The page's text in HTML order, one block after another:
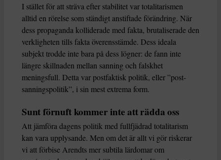
I stället för att sträva efter stabilitet var totalitarismen
alltid en rörelse som ständigt anstiftade förändring. När
dess propaganda kolliderade med fakta, brutaliserade den
verkligheten tills fakta överensstämde. Dess ideala
subjekt trodde inte bara på dess lögner: de fann inte
längre skillnaden mellan sanning och falskhet
meningsfull. Detta var postfaktisk politik, eller ”post-
sanningspolitik”, i sin mest extrema form.
Sunt förnuft kommer inte att rädda oss
Att jämföra dagens politik med fullfjädrad totalitarism
kan vara upplysande. Men om det är allt vi gör riskerar
vi att förbise Arendts mer subtila lärdomar om